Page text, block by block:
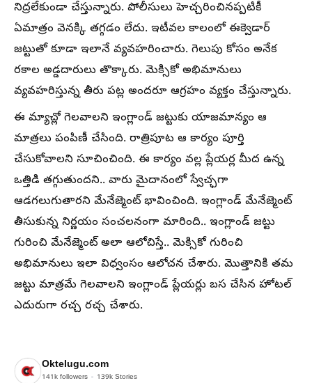
నిద్రలేకుండా చేస్తున్నారు. పోలీసులు హెచ్చరించినప్పటికీ
ఏమాత్రం వెనక్కి తగ్గడం లేదు. ఇటీవల కాలంలో ఈక్వెడార్
జట్టుతో కూడా ఇలానే వ్యవహరించారు. గెలుపు కోసం అనేక
రకాల అడ్డదారులు తొక్కారు. మెక్సికో అభిమానులు
వ్యవహరిస్తున్న తీరు పట్ల అందరూ ఆగ్రహం వ్యక్తం చేస్తున్నారు.
ఈ మ్యాచ్లో గెలవాలని ఇంగ్లాండ్ జట్టుకు యాజమాన్యం ఆ
మాత్రలు పంపిణీ చేసింది. రాత్రిపూట ఆ కార్యం పూర్తి
చేసుకోవాలని సూచించింది. ఈ కార్యం వల్ల ప్లేయర్ల మీద ఉన్న
ఒత్తిడి తగ్గుతుందని.. వారు మైదానంలో స్వేచ్ఛగా
ఆడగలుగుతారని మేనేజ్మెంట్ భావించింది. ఇంగ్లాండ్ మేనేజ్మెంట్
తీసుకున్న నిర్ణయం సంచలనంగా మారింది.. ఇంగ్లాండ్ జట్టు
గురించి మేనేజ్మెంట్ అలా ఆలోచిస్తే.. మెక్సికో గురించి
అభిమానులు ఇలా విధ్వంసం ఆలోచన చేశారు. మొత్తానికి తమ
జట్టు మాత్రమే గెలవాలని ఇంగ్లాండ్ ప్లేయర్లు బస చేసిన హోటల్
ఎదురుగా రచ్చ రచ్చ చేశారు.
Oktelugu.com
141k followers 139k Stories